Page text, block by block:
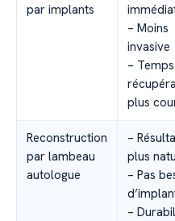
par implants
– Moins
invasive
–
plus
Reconstruction
par lambeau
autologue
–
plus
– Pas
–